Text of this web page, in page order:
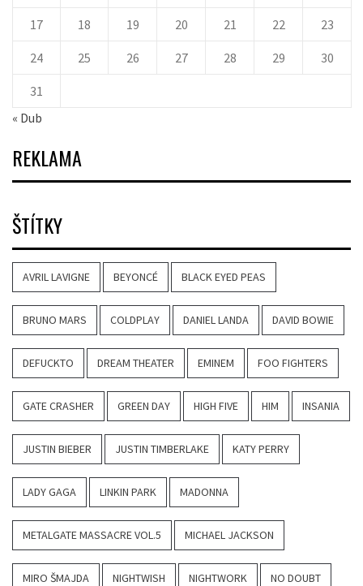
17 18 19 20 21 22 23
24 25 26 27 28 29 30
31
« Dub
REKLAMA
ŠTÍTKY
AVRIL LAVIGNE BEYONCÉ BLACK EYED PEAS
BRUNO MARS COLDPLAY DANIEL LANDA DAVID BOWIE
DEFUCKTO DREAM THEATER EMINEM FOO FIGHTERS
GATE CRASHER GREEN DAY HIGH FIVE HIM INSANIA
JUSTIN BIEBER JUSTIN TIMBERLAKE KATY PERRY
LADY GAGA LINKIN PARK MADONNA
METALGATE MASSACRE VOL.5 MICHAEL JACKSON
MIRO ŠMAJDA NIGHTWISH NIGHTWORK NO DOUBT